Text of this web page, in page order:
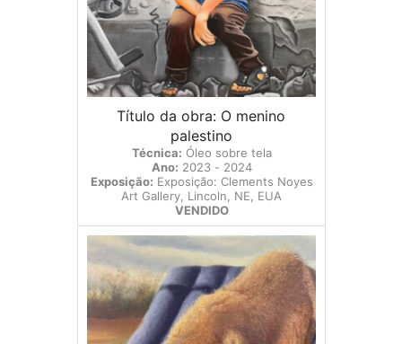
Título da obra: O menino
palestino
Técnica: Óleo sobre tela
Ano: 2023 - 2024
Exposição: Exposição: Clements Noyes
Art Gallery, Lincoln, NE, EUA
VENDIDO